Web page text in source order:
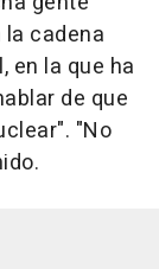
cadena
en la que ha
de que
"No